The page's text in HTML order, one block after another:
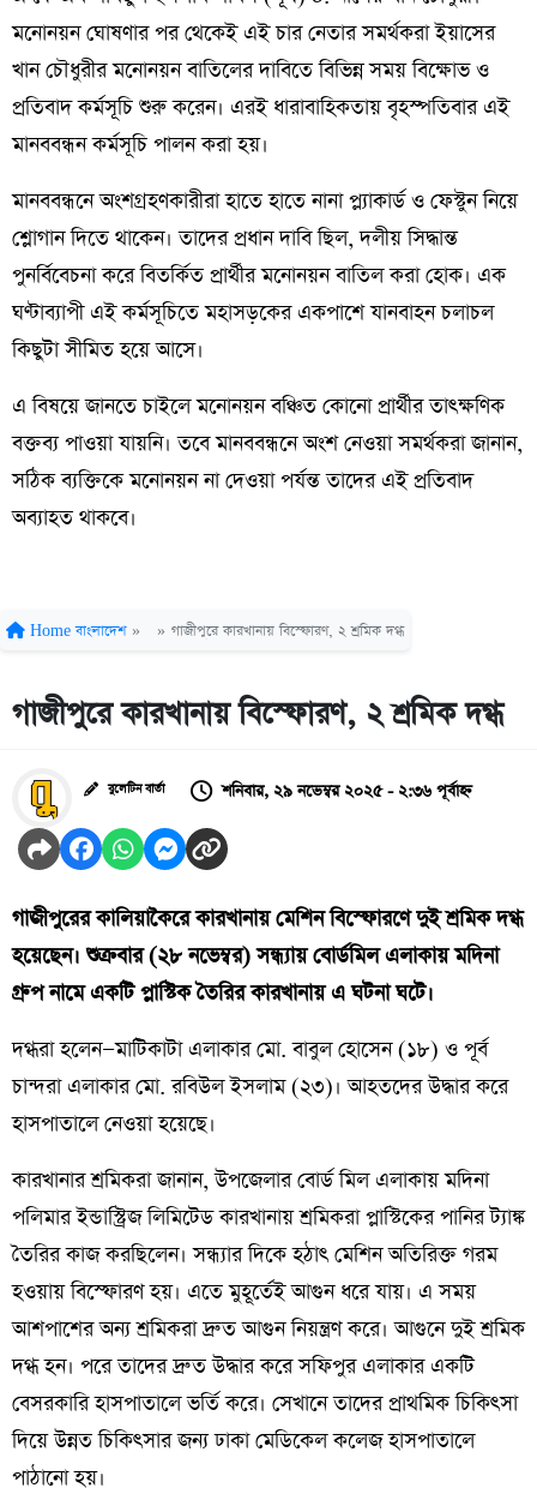
মনোনয়ন ঘোষণার পর থেকেই এই চার নেতার সমর্থকরা ইয়াসের
খান চৌধুরীর মনোনয়ন বাতিলের দাবিতে বিভিন্ন সময় বিক্ষোভ ও
প্রতিবাদ কর্মসূচি শুরু করেন। এরই ধারাবাহিকতায় বৃহস্পতিবার এই
মানববন্ধন কর্মসূচি পালন করা হয়।
মানববন্ধনে অংশগ্রহণকারীরা হাতে হাতে নানা প্ল্যাকার্ড ও ফেস্টুন নিয়ে
শ্লোগান দিতে থাকেন। তাদের প্রধান দাবি ছিল, দলীয় সিদ্ধান্ত
পুনর্বিবেচনা করে বিতর্কিত প্রার্থীর মনোনয়ন বাতিল করা হোক। এক
ঘণ্টাব্যাপী এই কর্মসূচিতে মহাসড়কের একপাশে যানবাহন চলাচল
কিছুটা সীমিত হয়ে আসে।
এ বিষয়ে জানতে চাইলে মনোনয়ন বঞ্চিত কোনো প্রার্থীর তাৎক্ষণিক
বক্তব্য পাওয়া যায়নি। তবে মানববন্ধনে অংশ নেওয়া সমর্থকরা জানান,
সঠিক ব্যক্তিকে মনোনয়ন না দেওয়া পর্যন্ত তাদের এই প্রতিবাদ
অব্যাহত থাকবে।
Home বাংলাদেশ » » গাজীপুরে কারখানায় বিস্ফোরণ, ২ শ্রমিক দগ্ধ
গাজীপুরে কারখানায় বিস্ফোরণ, ২ শ্রমিক দগ্ধ
বুলেটিন বার্তা শনিবার, ২৯ নভেম্বর ২০২৫ - ২:৩৬ পূর্বাহ্ন
গাজীপুরের কালিয়াকৈরে কারখানায় মেশিন বিস্ফোরণে দুই শ্রমিক দগ্ধ
হয়েছেন। শুক্রবার (২৮ নভেম্বর) সন্ধ্যায় বোর্ডমিল এলাকায় মদিনা
গ্রুপ নামে একটি প্লাস্টিক তৈরির কারখানায় এ ঘটনা ঘটে।
দগ্ধরা হলেন—মাটিকাটা এলাকার মো. বাবুল হোসেন (১৮) ও পূর্ব
চান্দরা এলাকার মো. রবিউল ইসলাম (২৩)। আহতদের উদ্ধার করে
হাসপাতালে নেওয়া হয়েছে।
কারখানার শ্রমিকরা জানান, উপজেলার বোর্ড মিল এলাকায় মদিনা
পলিমার ইন্ডাস্ট্রিজ লিমিটেড কারখানায় শ্রমিকরা প্লাস্টিকের পানির ট্যাঙ্ক
তৈরির কাজ করছিলেন। সন্ধ্যার দিকে হঠাৎ মেশিন অতিরিক্ত গরম
হওয়ায় বিস্ফোরণ হয়। এতে মুহূর্তেই আগুন ধরে যায়। এ সময়
আশপাশের অন্য শ্রমিকরা দ্রুত আগুন নিয়ন্ত্রণ করে। আগুনে দুই শ্রমিক
দগ্ধ হন। পরে তাদের দ্রুত উদ্ধার করে সফিপুর এলাকার একটি
বেসরকারি হাসপাতালে ভর্তি করে। সেখানে তাদের প্রাথমিক চিকিৎসা
দিয়ে উন্নত চিকিৎসার জন্য ঢাকা মেডিকেল কলেজ হাসপাতালে
পাঠানো হয়।